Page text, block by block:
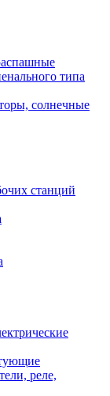
типа
солнечные
станций
реле,